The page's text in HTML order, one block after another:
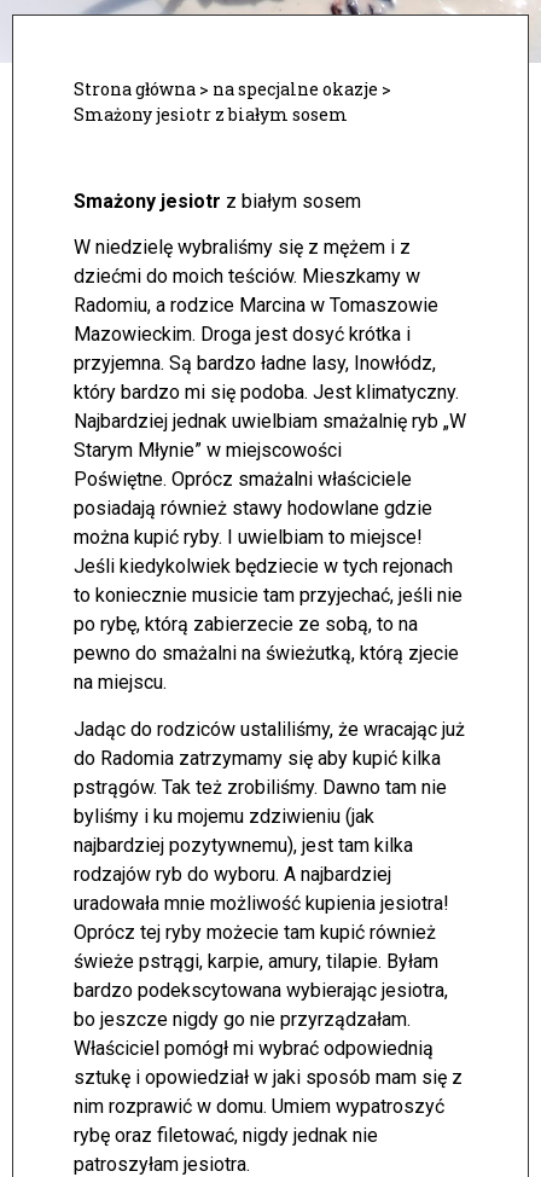
Strona główna > na specjalne okazje >
Smażony jesiotr z białym sosem
Smażony jesiotr z białym sosem
W niedzielę wybraliśmy się z mężem i z
dziećmi do moich teściów. Mieszkamy w
Radomiu, a rodzice Marcina w Tomaszowie
Mazowieckim. Droga jest dosyć krótka i
przyjemna. Są bardzo ładne lasy, Inowłódz,
który bardzo mi się podoba. Jest klimatyczny.
Najbardziej jednak uwielbiam smażalnię ryb „W
Starym Młynie” w miejscowości
Poświętne. Oprócz smażalni właściciele
posiadają również stawy hodowlane gdzie
można kupić ryby. I uwielbiam to miejsce!
Jeśli kiedykolwiek będziecie w tych rejonach
to koniecznie musicie tam przyjechać, jeśli nie
po rybę, którą zabierzecie ze sobą, to na
pewno do smażalni na świeżutką, którą zjecie
na miejscu.
Jadąc do rodziców ustaliliśmy, że wracając już
do Radomia zatrzymamy się aby kupić kilka
pstrągów. Tak też zrobiliśmy. Dawno tam nie
byliśmy i ku mojemu zdziwieniu (jak
najbardziej pozytywnemu), jest tam kilka
rodzajów ryb do wyboru. A najbardziej
uradowała mnie możliwość kupienia jesiotra!
Oprócz tej ryby możecie tam kupić również
świeże pstrągi, karpie, amury, tilapie. Byłam
bardzo podekscytowana wybierając jesiotra,
bo jeszcze nigdy go nie przyrządzałam.
Właściciel pomógł mi wybrać odpowiednią
sztukę i opowiedział w jaki sposób mam się z
nim rozprawić w domu. Umiem wypatroszyć
rybę oraz filetować, nigdy jednak nie
patroszyłam jesiotra.